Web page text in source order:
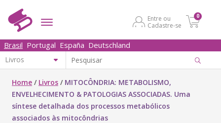
Entre ou
Cadastre-se
0
Brasil Portugal España Deutschland
Home / Livros / MITOCÔNDRIA: METABOLISMO,
ENVELHECIMENTO & PATOLOGIAS ASSOCIADAS. Uma
síntese detalhada dos processos metabólicos
associados às mitocôndrias